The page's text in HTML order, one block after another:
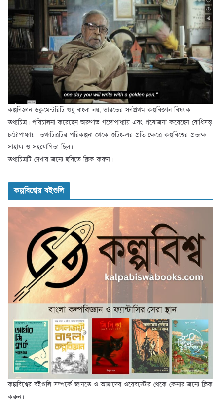
কল্পবিজ্ঞান ডকুমেন্টরিটি শুধু বাংলা নয়, ভারতের সর্বপ্রথম কল্পবিজ্ঞান বিষয়ক
তথ্যচিত্র। পরিচালনা করেছেন অরুণাভ গঙ্গোপাধ্যায় এবং প্রযোজনা করেছেন বোধিসত্ত্ব
চট্টোপাধ্যায়। তথ্যচিত্রটির পরিকল্পনা থেকে শুটিং-এর প্রতি ক্ষেত্রে কল্পবিশ্বের প্রত্যক্ষ
সাহায্য ও সহযোগিতা ছিল।
তথ্যচিত্রটি দেখার জন্যে ছবিতে ক্লিক করুন।
কল্পবিশ্বের বইগুলি
কল্পবিশ্বের বইগুলি সম্পর্কে জানতে ও আমাদের ওয়েবস্টোর থেকে কেনার জন্যে ক্লিক
করুন।